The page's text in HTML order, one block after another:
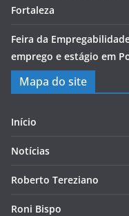
Fortaleza
Feira da
emprego e estágio em
Mapa do site
Início
Notícias
Roberto Tereziano
Roni Bispo